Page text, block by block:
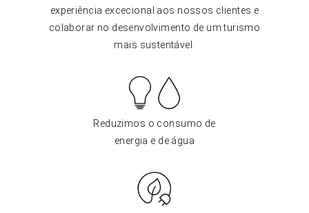
experiência excecional aos nossos clientes e
colaborar no desenvolvimento de um turismo
mais sustentável.
Reduzimos o consumo de
energia e de água